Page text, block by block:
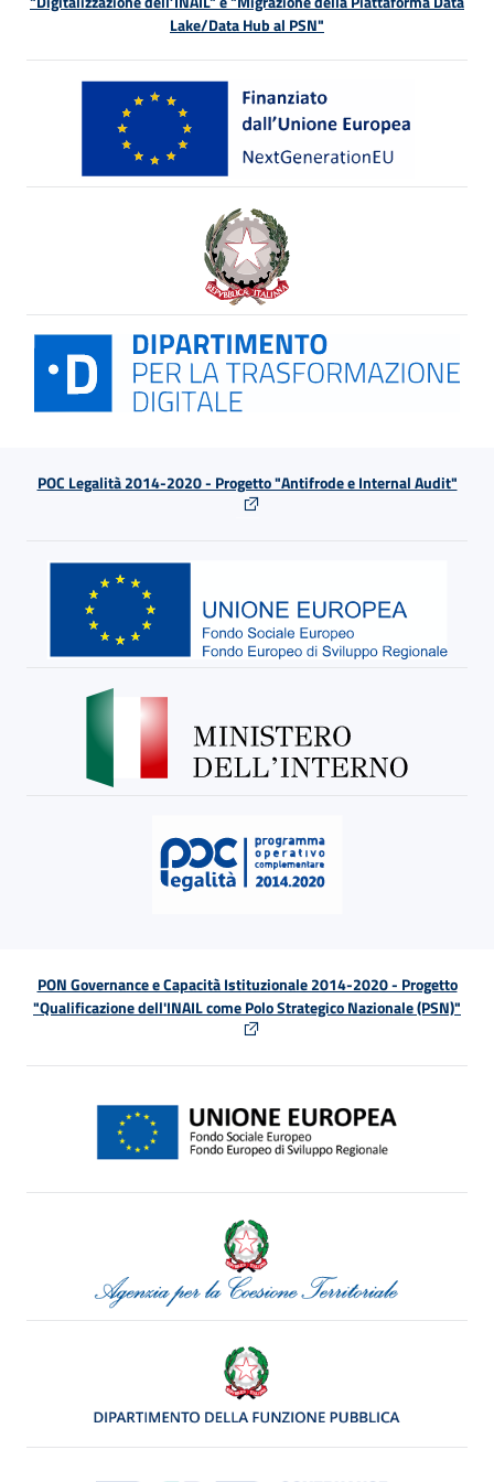
Lake/Data Hub al PSN"
POC Legalità 2014-2020 - Progetto "Antifrode e Internal Audit"
PON Governance e Capacità Istituzionale 2014-2020 - Progetto
"Qualificazione dell'INAIL come Polo Strategico Nazionale (PSN)"